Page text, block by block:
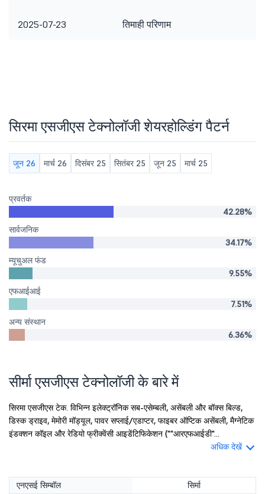
2025-07-23 तिमाही परिणाम
सिरमा एसजीएस टेक्नोलॉजी शेयरहोल्डिंग पैटर्न
जून 26 मार्च 26 दिसंबर 25 सितंबर 25 जून 25 मार्च 25
प्रवर्तक
42.28%
सार्वजनिक
34.17%
म्यूचुअल फंड
9.55%
एफआईआई
7.51%
अन्य संस्थान
6.36%
सीर्मा एसजीएस टेक्नोलॉजी के बारे में
सिरमा एसजीएस टेक. विभिन्न इलेक्ट्रॉनिक सब-एसेम्बली, असेंबली और बॉक्स बिल्ड,
डिस्क ड्राइव, मेमोरी मॉड्यूल, पावर सप्लाई/एडाप्टर, फाइबर ऑप्टिक असेंबली, मैग्नेटिक
इंडक्शन कॉइल और रेडियो फ्रीक्वेंसी आइडेंटिफिकेशन (""आरएफआईडी"...
अधिक देखें
एनएसई सिम्बॉल सिर्मा